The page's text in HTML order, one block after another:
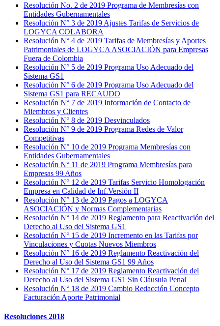
Resolución No. 2 de 2019 Programa de Membresías con
Entidades Gubernamentales
Resolución N° 3 de 2019 Ajustes Tarifas de Servicios de
LOGYCA COLABORA
Resolución N° 4 de 2019 Tarifas de Membresías y Aportes
Patrimoniales de LOGYCA ASOCIACIÓN para Empresas
Fuera de Colombia
Resolución N° 5 de 2019 Programa Uso Adecuado del
Sistema GS1
Resolución N° 6 de 2019 Programa Uso Adecuado del
Sistema GS1 para RECAUDO
Resolución N° 7 de 2019 Información de Contacto de
Miembros y Clientes
Resolución N° 8 de 2019 Desvinculados
Resolución N° 9 de 2019 Programa Redes de Valor
Competitivas
Resolución N° 10 de 2019 Programa Membresías con
Entidades Gubernamentales
Resolución N° 11 de 2019 Programa Membresías para
Empresas 99 Años
Resolución N° 12 de 2019 Tarifas Servicio Homologación
Empresa en Calidad de Inf.Versión II
Resolución N° 13 de 2019 Pagos a LOGYCA
ASOCIACIÓN y Normas Complementarias
Resolución N° 14 de 2019 Reglamento para Reactivación del
Derecho al Uso del Sistema GS1
Resolución N° 15 de 2019 Incremento en las Tarifas por
Vinculaciones y Cuotas Nuevos Miembros
Resolución N° 16 de 2019 Reglamento Reactivación del
Derecho al Uso del Sistema GS1 99 Años
Resolución N° 17 de 2019 Reglamento Reactivación del
Derecho al Uso del Sistema GS1 Sin Cláusula Penal
Resolución N° 18 de 2019 Cambio Redacción Concepto
Facturación Aporte Patrimonial
Resoluciones 2018